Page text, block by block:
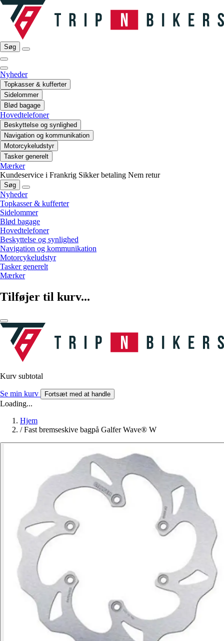
Søg
Nyheder
Topkasser & kufferter
Sidelommer
Blød bagage
Hovedtelefoner
Beskyttelse og synlighed
Navigation og kommunikation
Motorcykeludstyr
Tasker generelt
Mærker
Kundeservice i Frankrig Sikker betaling Nem retur
Søg
Nyheder
Topkasser & kufferter
Sidelommer
Blød bagage
Hovedtelefoner
Beskyttelse og synlighed
Navigation og kommunikation
Motorcykeludstyr
Tasker generelt
Mærker
Tilføjer til kurv...
Kurv subtotal
Se min kurv Fortsæt med at handle
Loading...
Hjem
/ Fast bremseskive bagpå Galfer Wave® W